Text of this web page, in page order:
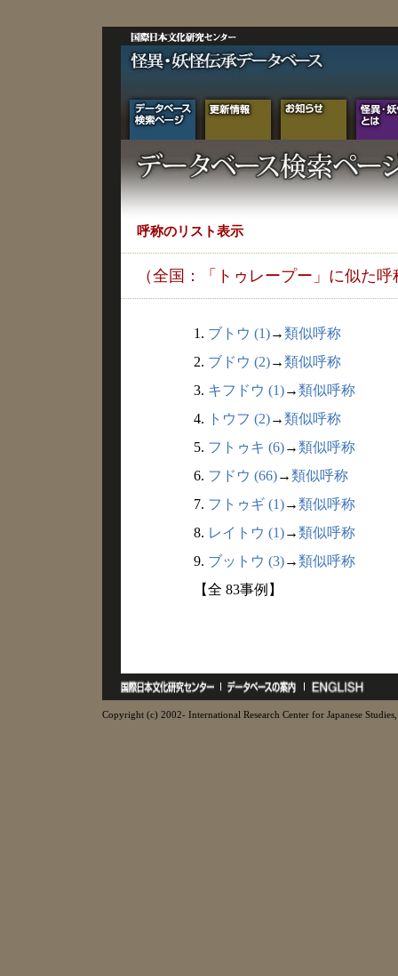
呼称のリスト表示
（全国：「トゥレープー」に似た呼
1. ブトウ (1)→類似呼称
2. ブドウ (2)→類似呼称
3. キフドウ (1)→類似呼称
4.
トウフ (2)→類似呼称
5. フトゥキ (6)→類似呼称
6. フドウ (66)→類似呼称
7. フトゥギ (1)→類似呼称
8. レイトウ (1)→類似呼称
9. ブットウ (3)→類似呼称
【全 83事例】
Copyright (c) 2002- International Research Center for Japanese